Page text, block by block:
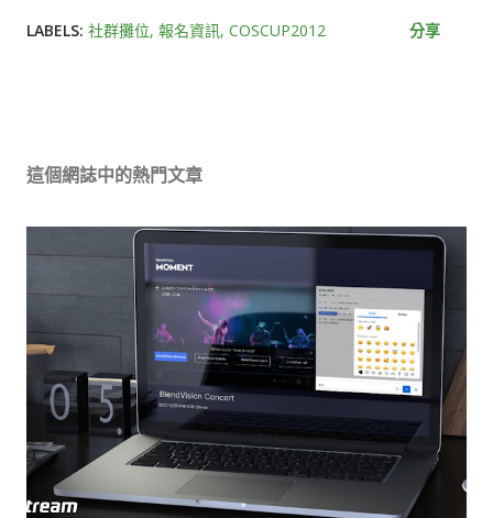
LABELS: 社群攤位 報名資訊 COSCUP2012 分享
這個網誌中的熱門文章